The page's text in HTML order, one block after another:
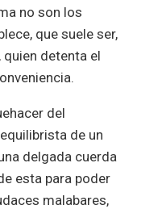
no son los
que suele ser,
detenta el
del
de un
delgada cuerda
esta para poder
malabares,